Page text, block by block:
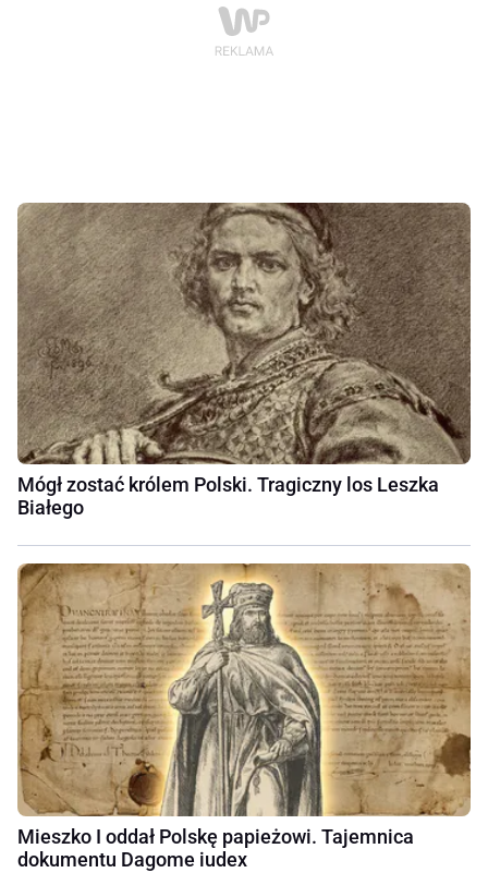
Mógł zostać królem Polski. Tragiczny los Leszka
Białego
Mieszko I oddał Polskę papieżowi. Tajemnica
dokumentu Dagome iudex